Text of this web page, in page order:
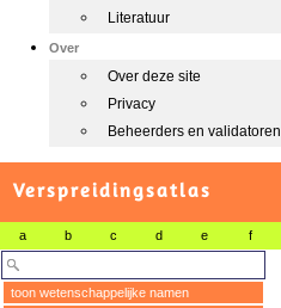
Literatuur
Over
Over deze site
Privacy
Beheerders en validatoren
Verspreidingsatlas
a b c d e f
toon wetenschappelijke namen